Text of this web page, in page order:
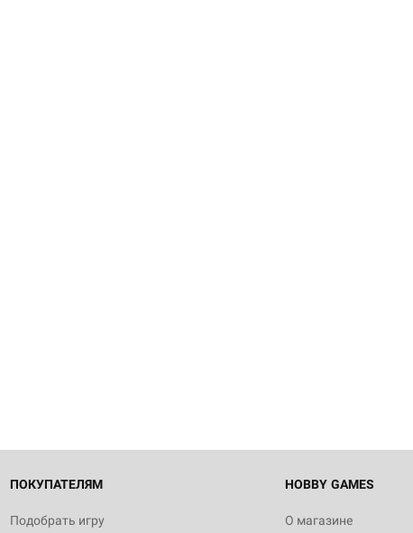
ПОКУПАТЕЛЯМ
Подобрать игру
HOBBY GAMES
О магазине